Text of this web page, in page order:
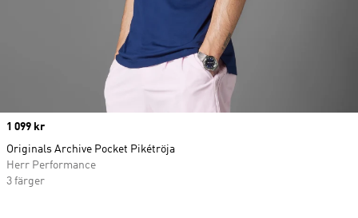
Price
1 099 kr
Originals Archive Pocket Pikétröja
Herr Performance
3 färger